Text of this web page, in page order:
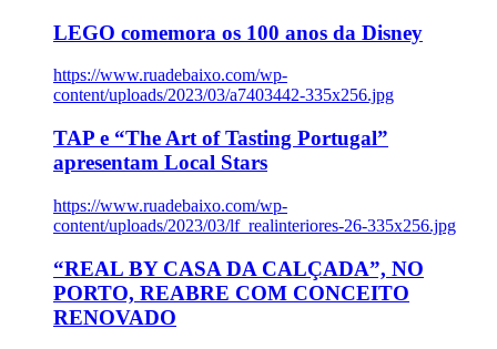
LEGO comemora os 100 anos da Disney
https://www.ruadebaixo.com/wp-
content/uploads/2023/03/a7403442-335x256.jpg
TAP e “The Art of Tasting Portugal”
apresentam Local Stars
https://www.ruadebaixo.com/wp-
content/uploads/2023/03/lf_realinteriores-26-335x256.jpg
“REAL BY CASA DA CALÇADA”, NO
PORTO, REABRE COM CONCEITO
RENOVADO